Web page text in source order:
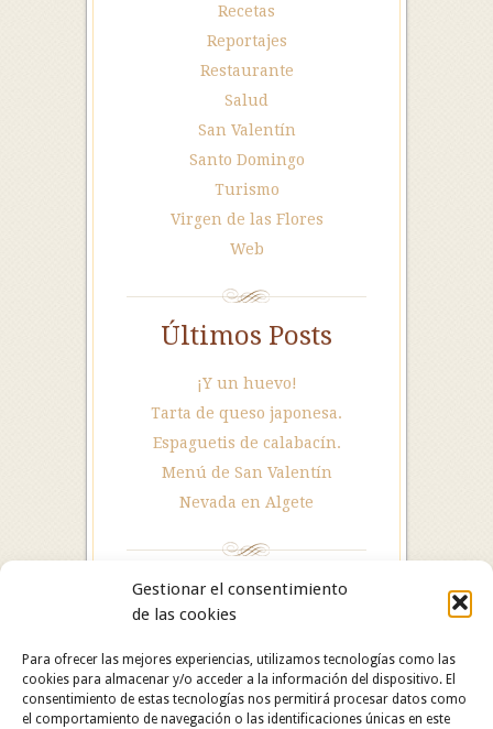
Gestionar el consentimiento
de las cookies
Para ofrecer las mejores experiencias, utilizamos tecnologías como las
cookies para almacenar y/o acceder a la información del dispositivo. El
consentimiento de estas tecnologías nos permitirá procesar datos como
el comportamiento de navegación o las identificaciones únicas en este
Recetas
Reportajes
Restaurante
Salud
San Valentín
Santo Domingo
Turismo
Virgen de las Flores
Web
Últimos Posts
¡Y un huevo!
Tarta de queso japonesa.
Espaguetis de calabacín.
Menú de San Valentín
Nevada en Algete